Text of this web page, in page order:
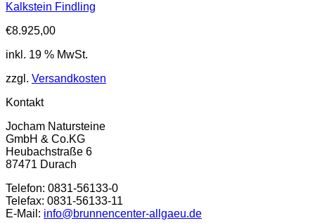
Kalkstein Findling
€8.925,00
inkl. 19 % MwSt.
zzgl. Versandkosten
Kontakt
Jocham Natursteine
GmbH & Co.KG
Heubachstraße 6
87471 Durach
Telefon: 0831-56133-0
Telefax: 0831-56133-11
E-Mail: info@brunnencenter-allgaeu.de